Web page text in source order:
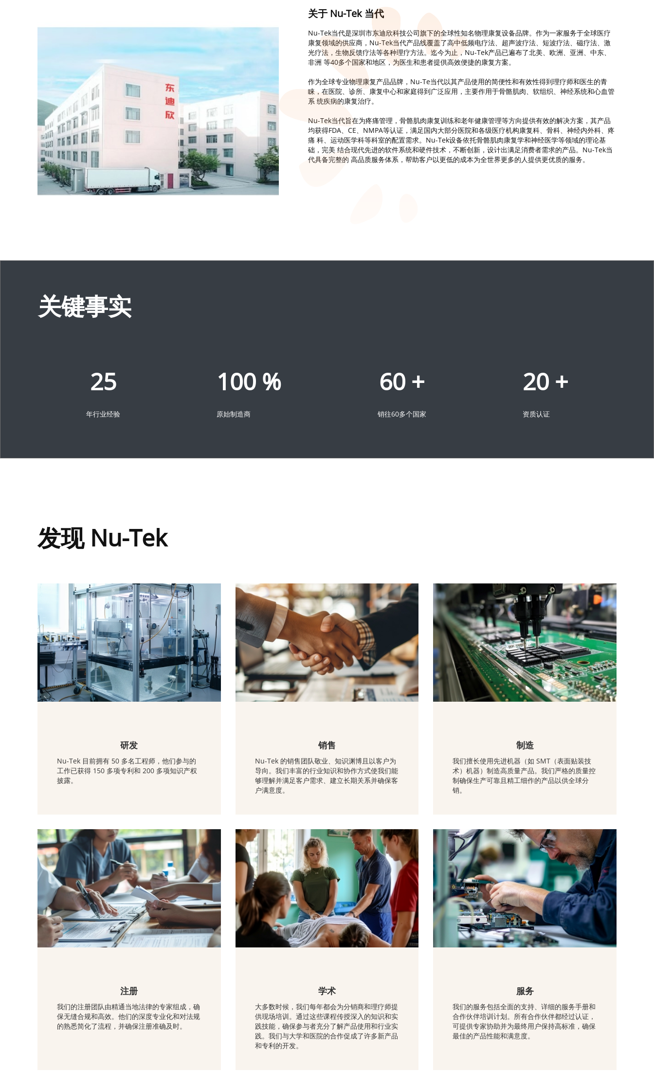
关于 Nu-Tek 当代
Nu-Tek当代是深圳市东迪欣科技公司旗下的全球性知名物理康复设备品牌。作为一家服务于全球医疗
康复领域的供应商，Nu-Tek当代产品线覆盖了高中低频电疗法、超声波疗法、短波疗法、磁疗法、激
光疗法，生物反馈疗法等各种理疗方法。迄今为止，Nu-Tek产品已遍布了北美、欧洲、亚洲、中东、
非洲 等40多个国家和地区，为医生和患者提供高效便捷的康复方案。
作为全球专业物理康复产品品牌，Nu-Te当代以其产品使用的简便性和有效性得到理疗师和医生的青
睐，在医院、诊所、康复中心和家庭得到广泛应用，主要作用于骨骼肌肉、软组织、神经系统和心血管
系 统疾病的康复治疗。
Nu-Tek当代旨在为疼痛管理，骨骼肌肉康复训练和老年健康管理等方向提供有效的解决方案，其产品
均获得FDA、CE、NMPA等认证，满足国内大部分医院和各级医疗机构康复科、骨科、神经内外科、疼
痛 科、运动医学科等科室的配置需求。Nu-Tek设备依托骨骼肌肉康复学和神经医学等领域的理论基
础，完美 结合现代先进的软件系统和硬件技术，不断创新，设计出满足消费者需求的产品。Nu-Tek当
代具备完整的 高品质服务体系，帮助客户以更低的成本为全世界更多的人提供更优质的服务。
关键事实
25
年行业经验
100 %
原始制造商
60 +
销往60多个国家
20 +
资质认证
发现 Nu-Tek
研发
Nu-Tek 目前拥有 50 多名工程师，他们参与的
工作已获得 150 多项专利和 200 多项知识产权
披露。
销售
Nu-Tek 的销售团队敬业、知识渊博且以客户为
导向。我们丰富的行业知识和协作方式使我们能
够理解并满足客户需求、建立长期关系并确保客
户满意度。
制造
我们擅长使用先进机器（如 SMT（表面贴装技
术）机器）制造高质量产品。我们严格的质量控
制确保生产可靠且精工细作的产品以供全球分
销。
注册
我们的注册团队由精通当地法律的专家组成，确
保无缝合规和高效。他们的深度专业化和对法规
的熟悉简化了流程，并确保注册准确及时。
学术
大多数时候，我们每年都会为分销商和理疗师提
供现场培训。通过这些课程传授深入的知识和实
践技能，确保参与者充分了解产品使用和行业实
践。我们与大学和医院的合作促成了许多新产品
和专利的开发。
服务
我们的服务包括全面的支持、详细的服务手册和
合作伙伴培训计划。所有合作伙伴都经过认证，
可提供专家协助并为最终用户保持高标准，确保
最佳的产品性能和满意度。